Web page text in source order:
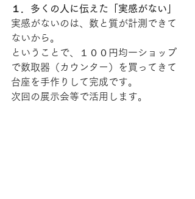
１．多くの人に伝えた「実感がない」
実感がないのは、数と質が計測できて
ないから。
ということで、１００円均一ショップ
で数取器（カウンター）を買ってきて
台座を手作りして完成です。
次回の展示会等で活用します。